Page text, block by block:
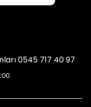
0545 717 40 97